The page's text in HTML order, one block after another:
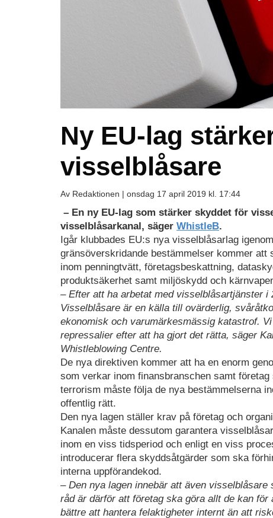
Ny EU-lag
visselblåsare
Av Redaktionen | onsdag 17 april 2019 kl. 17:44
– En ny EU-lag som stärker skyddet för
visselblåsarkanal, säger WhistleB.
Igår klubbades EU:s nya visselblåsarlag
gränsöverskridande bestämmelser kommer
inom penningtvätt, företagsbeskattning,
produktsäkerhet samt miljöskydd och
– Efter att ha arbetat med visselblåsartjänster
Visselblåsare är en källa till ovärderlig,
ekonomisk och varumärkesmässig katastrof.
repressalier efter att ha gjort det rätta, säger
Whistleblowing Centre.
De nya direktiven kommer att ha en enorm
som verkar inom finansbranschen samt
terrorism måste följa de nya bestämmelserna
offentlig rätt.
Den nya lagen ställer krav på företag och
Kanalen måste dessutom garantera
inom en viss tidsperiod och enligt en viss
introducerar flera skyddsåtgärder som ska
interna uppförandekod.
– Den nya lagen innebär att även
råd är därför att företag ska göra allt de kan
bättre att hantera felaktigheter internt än att